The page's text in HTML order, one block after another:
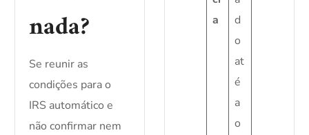
nada?
Se reunir as
condições para o
IRS automático e
não confirmar nem
a
d
o
at
é
a
o